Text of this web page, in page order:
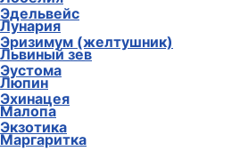
Эдельвейс
Эризимум (желтушник)
Эустома
Эхинацея
Экзотика
Лунария
Львиный зев
Люпин
Малопа
Маргаритка